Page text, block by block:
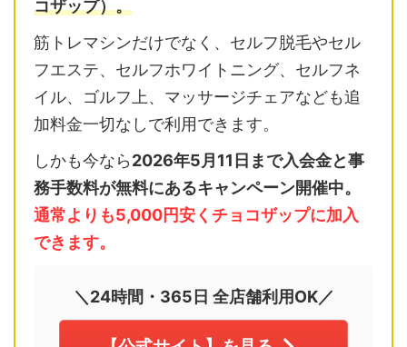
コザップ）。
筋トレマシンだけでなく、セルフ脱毛やセル
フエステ、セルフホワイトニング、セルフネ
イル、ゴルフ上、マッサージチェアなども追
加料金一切なしで利用できます。
しかも今なら2026年5月11日まで入会金と事
務手数料が無料にあるキャンペーン開催中。
通常よりも5,000円安くチョコザップに加入
できます。
＼24時間・365日 全店舗利用OK／